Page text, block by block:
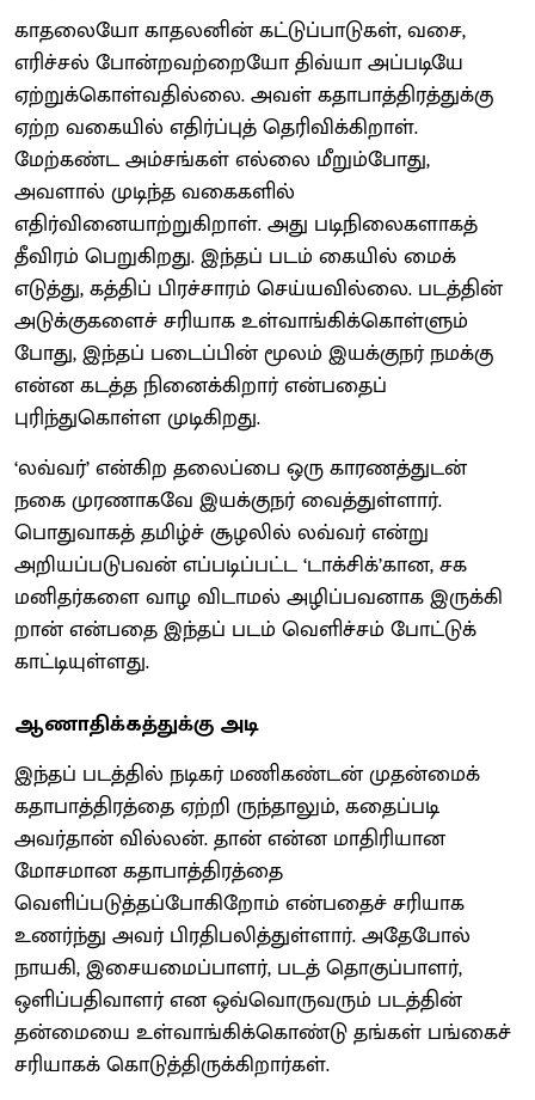
காதலையோ காதலனின் கட்டுப்பாடுகள், வசை,
எரிச்சல் போன்றவற்றையோ திவ்யா அப்படியே
ஏற்றுக்கொள்வதில்லை. அவள் கதாபாத்திரத்துக்கு
ஏற்ற வகையில் எதிர்ப்புத் தெரிவிக்கிறாள்.
மேற்கண்ட அம்சங்கள் எல்லை மீறும்போது,
அவளால் முடிந்த வகைகளில்
எதிர்வினையாற்றுகிறாள். அது படிநிலைகளாகத்
தீவிரம் பெறுகிறது. இந்தப் படம் கையில் மைக்
எடுத்து, கத்திப் பிரச்சாரம் செய்யவில்லை. படத்தின்
அடுக்குகளைச் சரியாக உள்வாங்கிக்கொள்ளும்
போது, இந்தப் படைப்பின் மூலம் இயக்குநர் நமக்கு
என்ன கடத்த நினைக்கிறார் என்பதைப்
புரிந்துகொள்ள முடிகிறது.
‘லவ்வர்’ என்கிற தலைப்பை ஒரு காரணத்துடன்
நகை முரணாகவே இயக்குநர் வைத்துள்ளார்.
பொதுவாகத் தமிழ்ச் சூழலில் லவ்வர் என்று
அறியப்படுபவன் எப்படிப்பட்ட ‘டாக்சிக்’கான, சக
மனிதர்களை வாழ விடாமல் அழிப்பவனாக இருக்கி
றான் என்பதை இந்தப் படம் வெளிச்சம் போட்டுக்
காட்டியுள்ளது.
ஆணாதிக்கத்துக்கு அடி
இந்தப் படத்தில் நடிகர் மணிகண்டன் முதன்மைக்
கதாபாத்திரத்தை ஏற்றி ருந்தாலும், கதைப்படி
அவர்தான் வில்லன். தான் என்ன மாதிரியான
மோசமான கதாபாத்திரத்தை
வெளிப்படுத்தப்போகிறோம் என்பதைச் சரியாக
உணர்ந்து அவர் பிரதிபலித்துள்ளார். அதேபோல்
நாயகி, இசையமைப்பாளர், படத் தொகுப்பாளர்,
ஒளிப்பதிவாளர் என ஒவ்வொருவரும் படத்தின்
தன்மையை உள்வாங்கிக்கொண்டு தங்கள் பங்கைச்
சரியாகக் கொடுத்திருக்கிறார்கள்.